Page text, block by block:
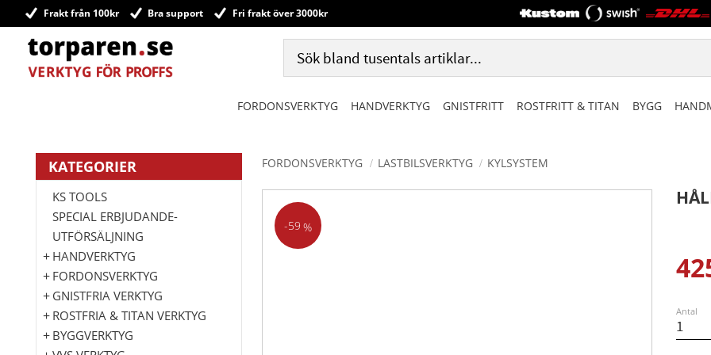
Frakt från 100kr Bra support Fri frakt över 3000kr
FORDONSVERKTYG HANDVERKTYG GNISTFRITT ROSTFRITT & TITAN BYGG
FORDONSVERKTYG LASTBILSVERKTYG KYLSYSTEM
59 %
Antal
KATEGORIER
KS TOOLS
SPECIAL ERBJUDANDE-
UTFÖRSÄLJNING
HANDVERKTYG
FORDONSVERKTYG
GNISTFRIA VERKTYG
ROSTFRIA & TITAN VERKTYG
BYGGVERKTYG